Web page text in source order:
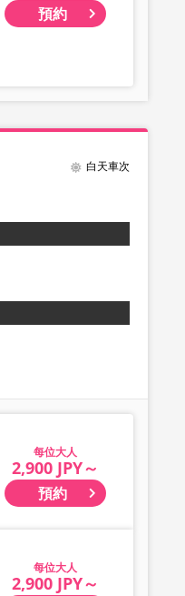
預約
白天車次
大人
2,900 JPY～
預約
大人
2,900 JPY～